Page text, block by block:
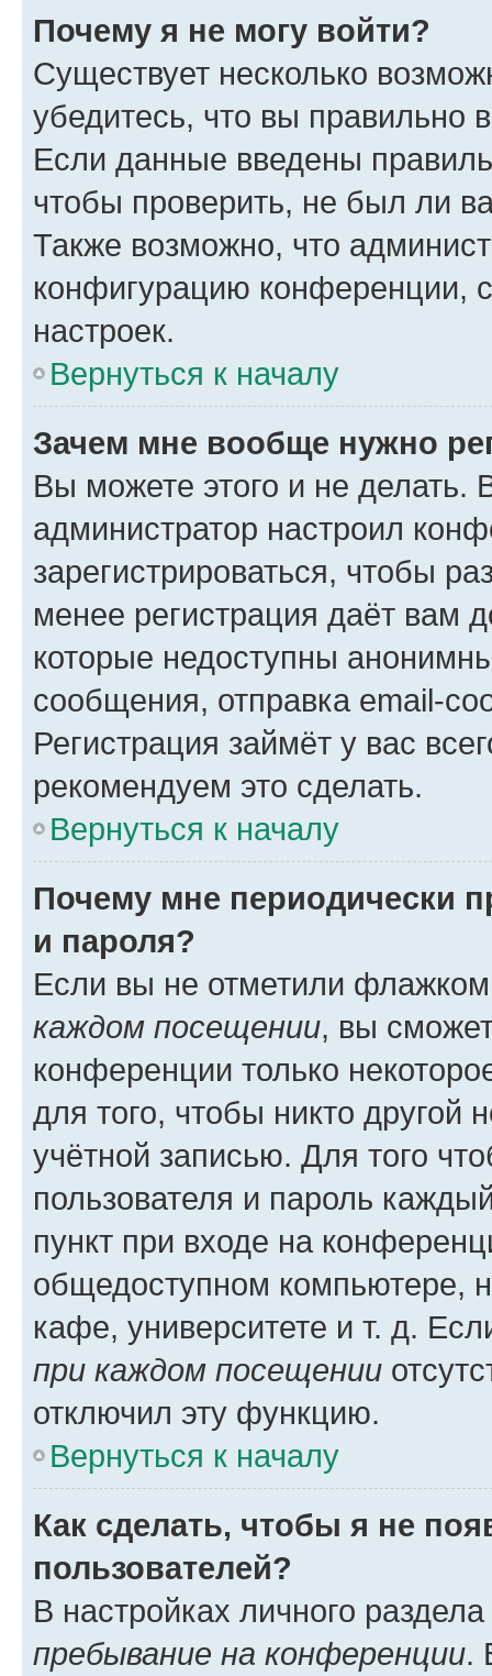
Почему я не могу войти?
Существует несколько
убедитесь, что вы правильно
Если данные введены
чтобы проверить, не был ли
Также возможно, что
конфигурацию конференции,
настроек.
Вернуться к началу
Зачем мне вообще нужно
Вы можете этого и не делать.
администратор настроил
зарегистрироваться, чтобы
менее регистрация даёт вам
которые недоступны
сообщения, отправка email-
Регистрация займёт у вас
рекомендуем это сделать.
Вернуться к началу
Почему мне периодически
и пароля?
Если вы не отметили
каждом посещении, вы
конференции только
для того, чтобы никто другой
учётной записью. Для того
пользователя и пароль
пункт при входе на
общедоступном компьютере,
кафе, университете и т. д.
при каждом посещении
отключил эту функцию.
Вернуться к началу
Как сделать, чтобы я не
пользователей?
В настройках личного
пребывание на конференции.